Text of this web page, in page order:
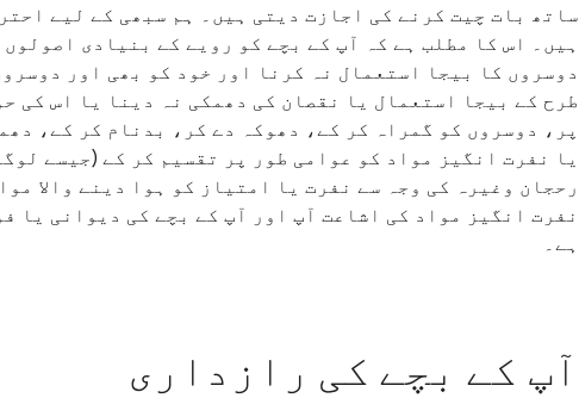
ساتھ بات چیت کرنے کی اجازت دیتی ہیں۔ ہم سبھی کے لیے
ہیں۔ اس کا مطلب ہے کہ آپ کے بچے کو رویے کے بنیادی
دوسروں کا بیجا استعمال نہ کرنا اور خود کو بھی اور
طرح کے بیجا استعمال یا نقصان کی دھمکی نہ دینا یا اس کی
پر، دوسروں کو گمراہ کر کے، دھوکہ دے کر، بدنام کر کے،
یا نفرت انگیز مواد کو عوامی طور پر تقسیم کر کے (جیسے
رحجان وغیرہ کی وجہ سے نفرت یا امتیاز کو ہوا دینے والا
نفرت انگیز مواد کی اشاعت آپ اور آپ کے بچے کی دیوانی یا
ہے۔
آپ کے بچے کی رازداری